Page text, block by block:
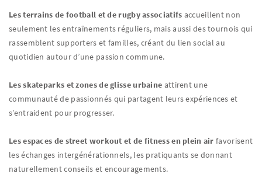
Les terrains de football et de rugby associatifs accueillent non
seulement les entraînements réguliers, mais aussi des tournois qui
rassemblent supporters et familles, créant du lien social au
quotidien autour d’une passion commune.
Les skateparks et zones de glisse urbaine attirent une
communauté de passionnés qui partagent leurs expériences et
s’entraident pour progresser.
Les espaces de street workout et de fitness en plein air favorisent
les échanges intergénérationnels, les pratiquants se donnant
naturellement conseils et encouragements.